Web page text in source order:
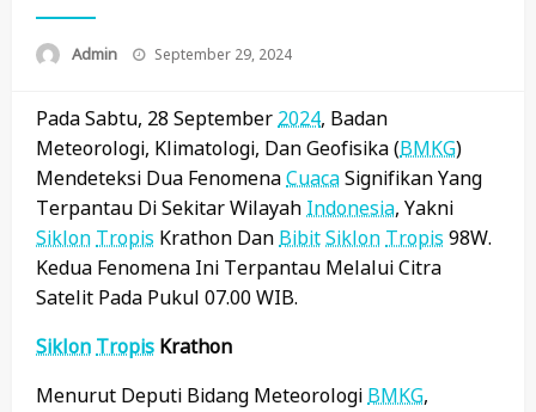
Admin
Posted
September 29, 2024
Pada Sabtu, 28 September 2024, Badan
Meteorologi, Klimatologi, Dan Geofisika (BMKG)
Mendeteksi Dua FenomenaCuacaSignifikan Yang
Terpantau Di Sekitar Wilayah Indonesia, Yakni
Siklon Tropis Krathon Dan BibitSiklon Tropis 98W.
Kedua Fenomena Ini Terpantau Melalui Citra
Satelit Pada Pukul 07.00 WIB.
Siklon Tropis Krathon
Menurut Deputi Bidang Meteorologi BMKG,